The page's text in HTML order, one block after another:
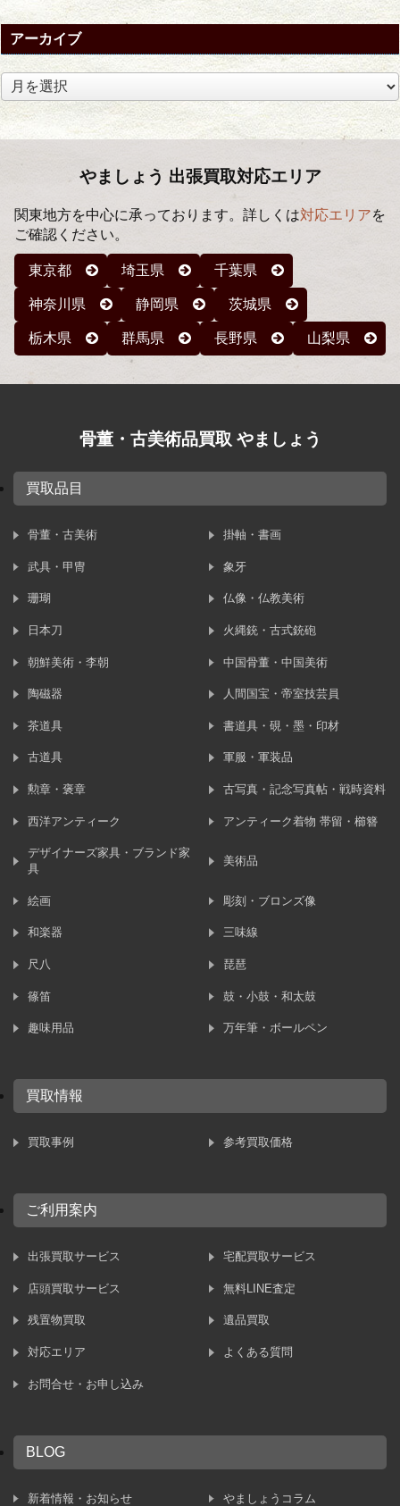
アーカイブ
ア
ー
カ
イ
やましょう 出張買取対応エリア
関東地方を中心に承っております。詳しくは対応エリアを
ご確認ください。
東京都 埼玉県 千葉県
神奈川県 静岡県 茨城県
栃木県 群馬県 長野県 山梨県
骨董・古美術品買取 やましょう
買取品目
骨董・古美術 掛軸・書画
武具・甲冑 象牙
珊瑚 仏像・仏教美術
日本刀 火縄銃・古式銃砲
朝鮮美術・李朝 中国骨董・中国美術
陶磁器 人間国宝・帝室技芸員
茶道具 書道具・硯・墨・印材
古道具 軍服・軍装品
勲章・褒章 古写真・記念写真帖・戦時資料
西洋アンティーク アンティーク着物 帯留・櫛簪
デザイナーズ家具・ブランド家
具
美術品
絵画 彫刻・ブロンズ像
和楽器 三味線
尺八 琵琶
篠笛 鼓・小鼓・和太鼓
趣味用品 万年筆・ボールペン
買取情報
買取事例 参考買取価格
ご利用案内
出張買取サービス 宅配買取サービス
店頭買取サービス 無料LINE査定
残置物買取 遺品買取
対応エリア よくある質問
お問合せ・お申し込み
BLOG
新着情報・お知らせ やましょうコラム